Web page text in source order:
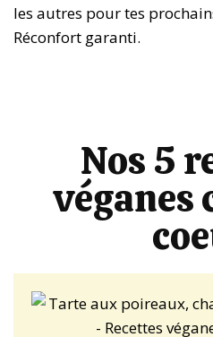
les autres pour tes
Réconfort garanti.
Nos 5
véganes